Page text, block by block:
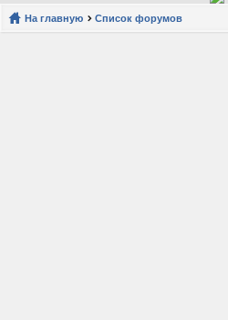
На главную Список форумов